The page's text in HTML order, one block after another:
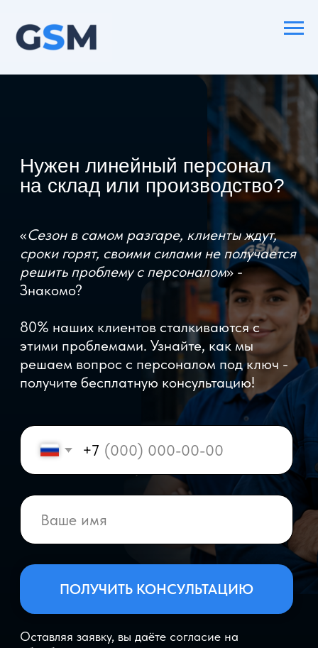
Сезон в самом разгаре, клиенты ждут,
сроки горят, своими силами не получается
решить проблему с персоналом» -
80% наших клиентов сталкиваются с
этими проблемами. Узнайте, как мы
решаем вопрос с персоналом под ключ -
получите бесплатную консультацию!
ПОЛУЧИТЬ КОНСУЛЬТАЦИЮ
Оставляя заявку, вы даёте согласие на
обработку